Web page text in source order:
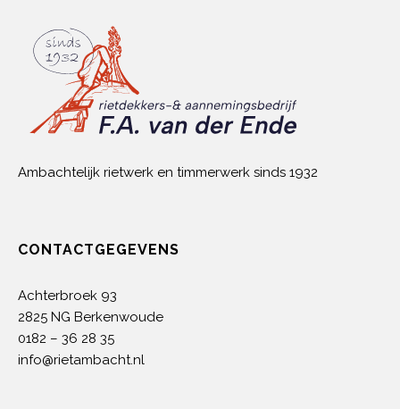
Ambachtelijk rietwerk en timmerwerk sinds 1932
CONTACTGEGEVENS
Achterbroek 93
2825 NG Berkenwoude
0182 – 36 28 35
info@rietambacht.nl